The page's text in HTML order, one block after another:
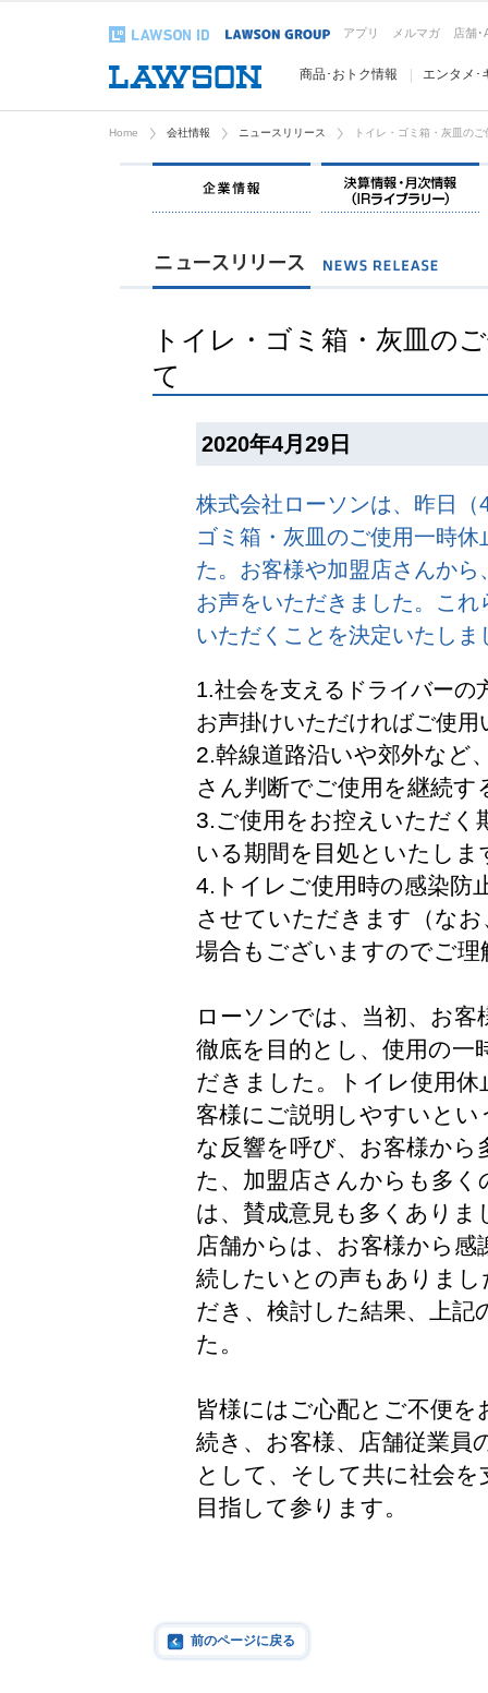
アプリ メルマガ 店舗･
商品･おトク情報 エンタメ･
Home 会社情報 ニュースリリース トイレ・ゴミ箱・灰皿の
企業情報
トイレ・ゴミ箱・灰皿の
て
2020年4月29日
株式会社ローソンは、昨日
ゴミ箱・灰皿のご使用一時
た。お客様や加盟店さんか
お声をいただきました。こ
いただくことを決定いたしま
1.社会を支えるドライバーの
お声掛けいただければご使用
2.幹線道路沿いや郊外など
さん判断でご使用を継続
3.ご使用をお控えいただく
いる期間を目処といたしま
4.トイレご使用時の感染防
させていただきます（な
場合もございますのでご理
ローソンでは、当初、お
徹底を目的とし、使用の一
だきました。トイレ使用
客様にご説明しやすいと
な反響を呼び、お客様か
た、加盟店さんからも多
は、賛成意見も多くあり
店舗からは、お客様から
続したいとの声もありま
だき、検討した結果、上
た。
皆様にはご心配とご不便
続き、お客様、店舗従業員
として、そして共に社会
目指して参ります。
前のページに戻る